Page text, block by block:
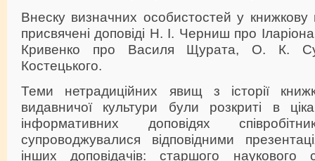
Внеску визначних особистостей у книжкову
присвячені доповіді Н. І. Черниш про
Кривенко про Василя Щурата, О. К.
Костецького.
Теми нетрадиційних явищ з історії
видавничої культури були розкриті в
інформативних доповідях
супроводжувалися відповідними
інших доповідачів: старшого наукового